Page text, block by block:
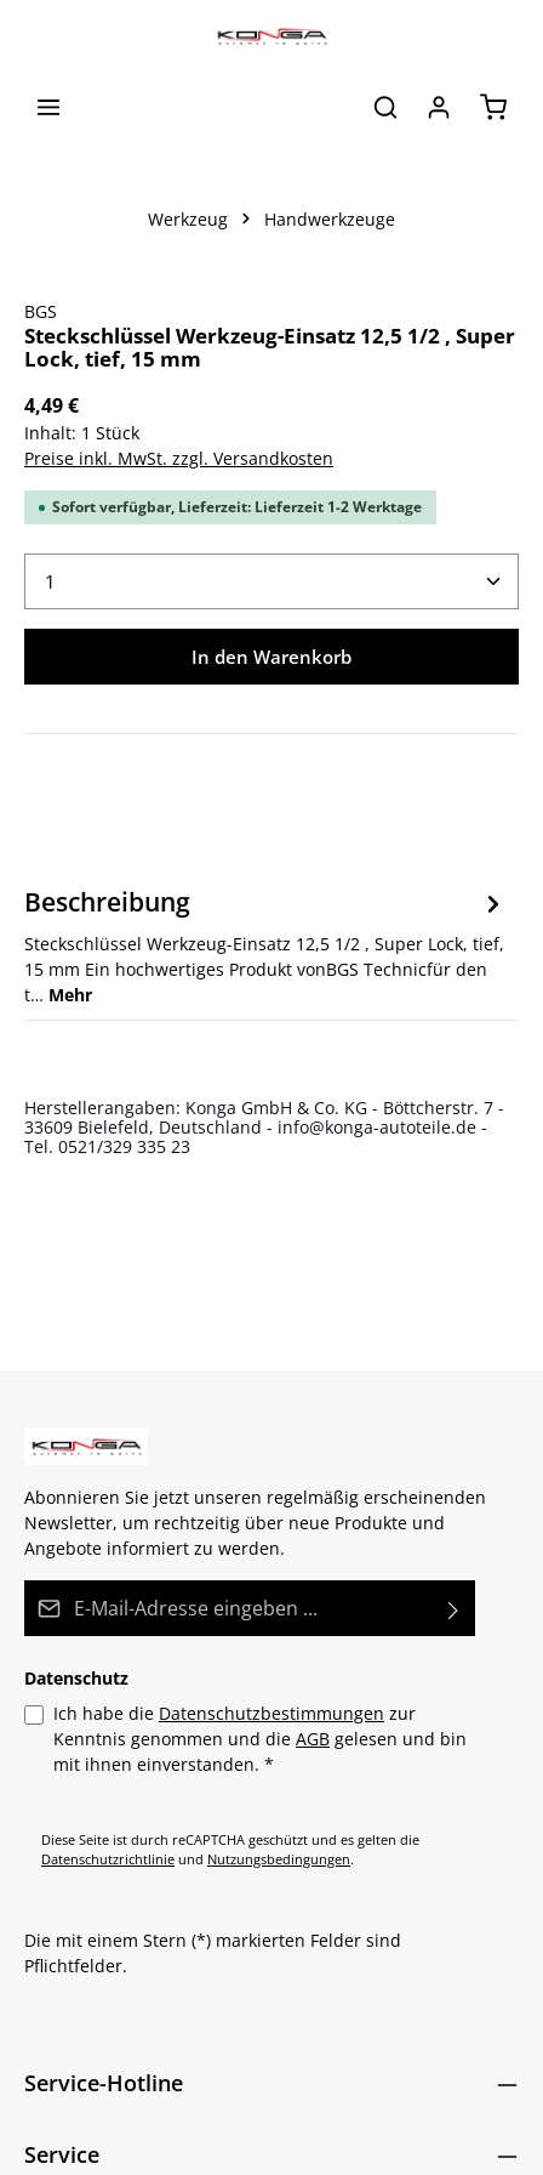
Werkzeug Handwerkzeuge
BGS
Steckschlüssel Werkzeug-Einsatz 12,5 1/2 , Super
Lock, tief, 15 mm
4,49 €
Inhalt: 1 Stück
Preise inkl. MwSt. zzgl. Versandkosten
Sofort verfügbar, Lieferzeit: Lieferzeit 1-2 Werktage
Produkt Anzahl: Gib den gewünschten Wert ein
In den Warenkorb
Beschreibung
Steckschlüssel Werkzeug-Einsatz 12,5 1/2 , Super Lock, tief,
15 mm Ein hochwertiges Produkt vonBGS Technicfür den
t… Mehr
Herstellerangaben: Konga GmbH & Co. KG - Böttcherstr. 7 -
33609 Bielefeld, Deutschland - info@konga-autoteile.de -
Tel. 0521/329 335 23
Abonnieren Sie jetzt unseren regelmäßig erscheinenden
Newsletter, um rechtzeitig über neue Produkte und
Angebote informiert zu werden.
Datenschutz
Ich habe die Datenschutzbestimmungen zur
Kenntnis genommen und die AGB gelesen und bin
mit ihnen einverstanden. *
Diese Seite ist durch reCAPTCHA geschützt und es gelten die
Datenschutzrichtlinie und Nutzungsbedingungen.
Die mit einem Stern (*) markierten Felder sind
Pflichtfelder.
Service-Hotline
Service